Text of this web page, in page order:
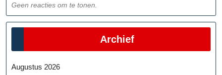
Geen reacties om te tonen.
Archief
Augustus 2026